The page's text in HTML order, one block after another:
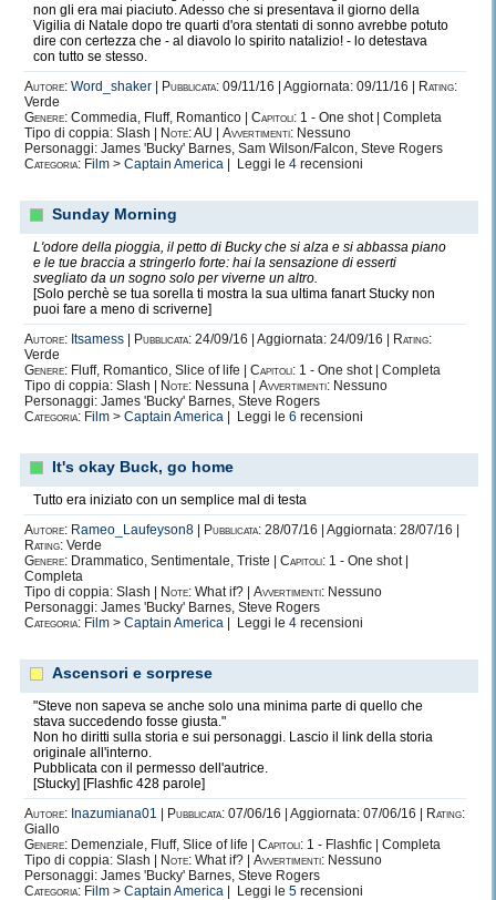
non gli era mai piaciuto. Adesso che si presentava il giorno della
Vigilia di Natale dopo tre quarti d'ora stentati di sonno avrebbe potuto
dire con certezza che - al diavolo lo spirito natalizio! - lo detestava
con tutto se stesso.
Autore: Word_shaker Pubblicata: 09/11/16 | Aggiornata: 09/11/16 |
Rating:
Verde
Genere: Commedia, Fluff, Romantico | Capitoli: 1 - One shot | Completa
Tipo di coppia: Slash |
Note:AU | Avvertimenti: Nessuno
Personaggi: James 'Bucky' Barnes, Sam Wilson/Falcon, Steve Rogers
Categoria: Film > Captain America | Leggi le 4 recensioni
Sunday Morning
L'odore della pioggia, il petto di Bucky che si alza e si abbassa piano
e le tue braccia a stringerlo forte: hai la sensazione di esserti
svegliato da un sogno solo per viverne un altro.
[Solo perchè se tua sorella ti mostra la sua ultima fanart Stucky non
puoi fare a meno di scriverne]
Autore: Itsamess Pubblicata: 24/09/16 | Aggiornata: 24/09/16 |
Rating:
Verde
Genere: Fluff, Romantico, Slice of life | Capitoli: 1 - One shot | Completa
Tipo di coppia: Slash |
Note: Nessuna | Avvertimenti: Nessuno
Personaggi: James 'Bucky' Barnes, Steve Rogers
Categoria: Film > Captain America | Leggi le 6 recensioni
It's okay Buck, go home
Tutto era iniziato con un semplice mal di testa
Autore: Rameo_Laufeyson8 Pubblicata: 28/07/16 | Aggiornata: 28/07/16 |
Rating: Verde
Genere: Drammatico, Sentimentale, Triste | Capitoli: 1 - One shot |
Completa
Tipo di coppia: Slash |
Note: What if? | Avvertimenti: Nessuno
Personaggi: James 'Bucky' Barnes, Steve Rogers
Categoria: Film > Captain America | Leggi le 4 recensioni
Ascensori e sorprese
"Steve non sapeva se anche solo una minima parte di quello che
stava succedendo fosse giusta."
Non ho diritti sulla storia e sui personaggi. Lascio il link della storia
originale all'interno.
Pubblicata con il permesso dell'autrice.
[Stucky] [Flashfic 428 parole]
Autore: Inazumiana01 Pubblicata: 07/06/16 | Aggiornata: 07/06/16 |
Rating:
Giallo
Genere: Demenziale, Fluff, Slice of life | Capitoli: 1 - Flashfic | Completa
Tipo di coppia: Slash |
Note: What if? | Avvertimenti: Nessuno
Personaggi: James 'Bucky' Barnes, Steve Rogers
Categoria: Film > Captain America | Leggi le 5 recensioni